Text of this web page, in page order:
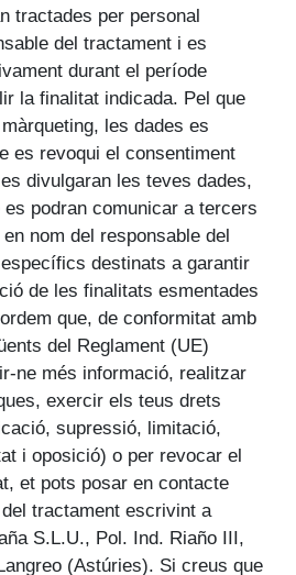
tractades per personal
del tractament i es
durant el període
la finalitat indicada. Pel que
les dades es
es revoqui el consentiment
divulgaran les teves dades,
es podran comunicar a tercers
nom del responsable del
destinats a garantir
de les finalitats esmentades
que, de conformitat amb
del Reglament (UE)
ne més informació, realitzar
exercir els teus drets
supressió, limitació,
i oposició) o per revocar el
et pots posar en contacte
tractament escrivint a
S.L.U., Pol. Ind. Riaño III,
(Astúries). Si creus que